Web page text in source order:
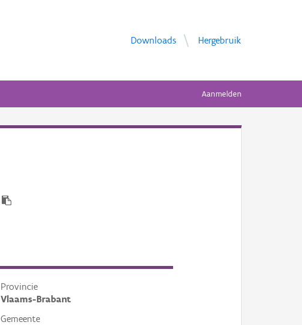
Downloads Hergebruik
Aanmelden
Provincie
Vlaams-Brabant
Gemeente